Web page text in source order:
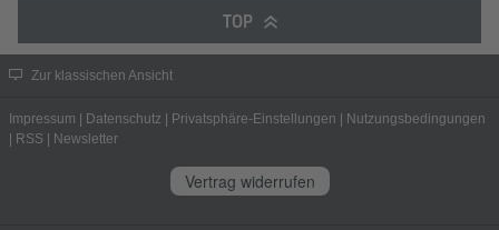
TOP
Zur klassischen Ansicht
Impressum | Datenschutz | Privatsphäre-Einstellungen | Nutzungsbedingungen
| RSS | Newsletter
Vertrag widerrufen